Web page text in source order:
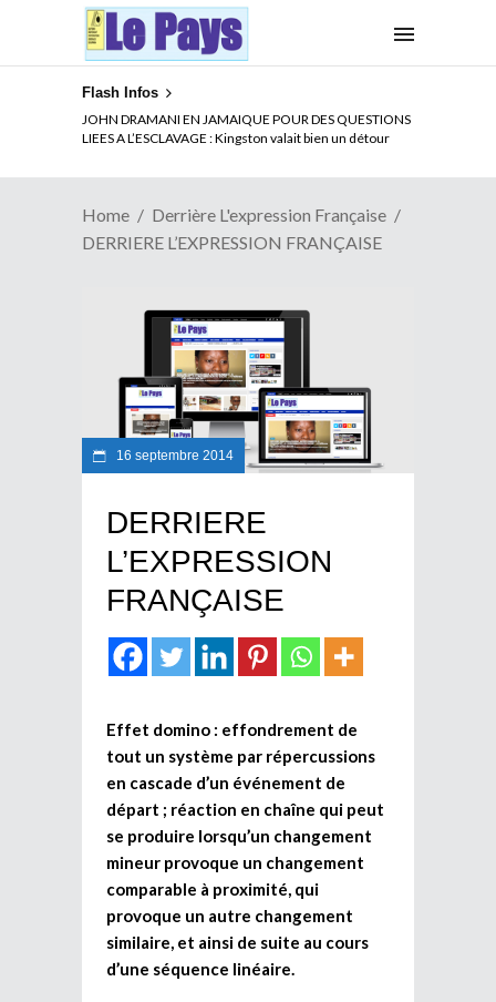
Flash Infos
JOHN DRAMANI EN JAMAIQUE POUR DES QUESTIONS
LIEES A L’ESCLAVAGE : Kingston valait bien un détour
Home
Derrière L'expression Française
DERRIERE L’EXPRESSION FRANÇAISE
16 septembre 2014
DERRIERE
L’EXPRESSION
FRANÇAISE
Effet domino : effondrement de
tout un système par répercussions
en cascade d’un événement de
départ ; réaction en chaîne qui peut
se produire lorsqu’un changement
mineur provoque un changement
comparable à proximité, qui
provoque un autre changement
similaire, et ainsi de suite au cours
d’une séquence linéaire.